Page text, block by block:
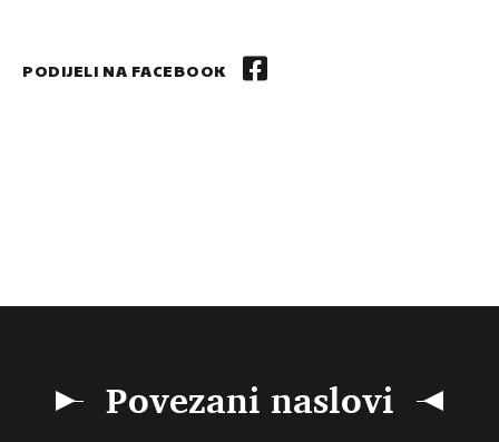
PODIJELI NA FACEBOOK
Povezani naslovi